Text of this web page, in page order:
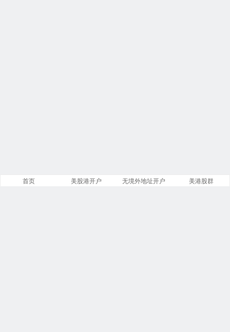
首页 美股港开户 无境外地址开户 美港股群